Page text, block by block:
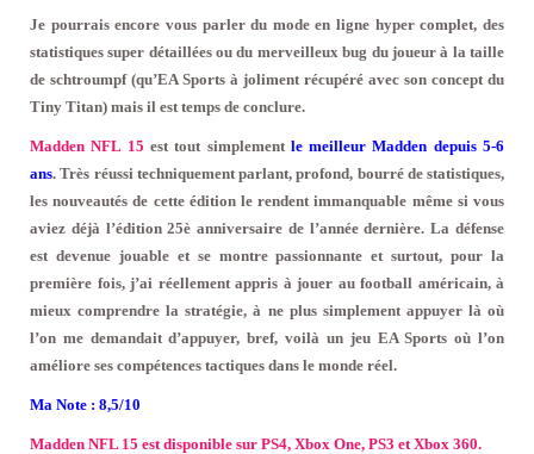
Je pourrais encore vous parler du mode en ligne hyper complet, des
statistiques super détaillées ou du merveilleux bug du joueur à la taille
de schtroumpf (qu’EA Sports à joliment récupéré avec son concept du
Tiny Titan) mais il est temps de conclure.
Madden NFL 15 est tout simplement le meilleur Madden depuis 5-6
ans. Très réussi techniquement parlant, profond, bourré de statistiques,
les nouveautés de cette édition le rendent immanquable même si vous
aviez déjà l’édition 25è anniversaire de l’année dernière. La défense
est devenue jouable et se montre passionnante et surtout, pour la
première fois, j’ai réellement appris à jouer au football américain, à
mieux comprendre la stratégie, à ne plus simplement appuyer là où
l’on me demandait d’appuyer, bref, voilà un jeu EA Sports où l’on
améliore ses compétences tactiques dans le monde réel.
Ma Note : 8,5/10
Madden NFL 15 est disponible sur PS4, Xbox One, PS3 et Xbox 360.